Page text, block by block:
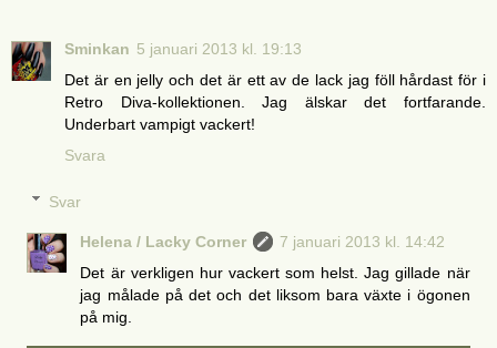
Sminkan 5 januari 2013 kl. 19:13
Det är en jelly och det är ett av de lack jag föll hårdast för i
Retro Diva-kollektionen. Jag älskar det fortfarande.
Underbart vampigt vackert!
Svara
Svar
Helena / Lacky Corner
7 januari 2013 kl. 14:42
Det är verkligen hur vackert som helst. Jag gillade när
jag målade på det och det liksom bara växte i ögonen
på mig.